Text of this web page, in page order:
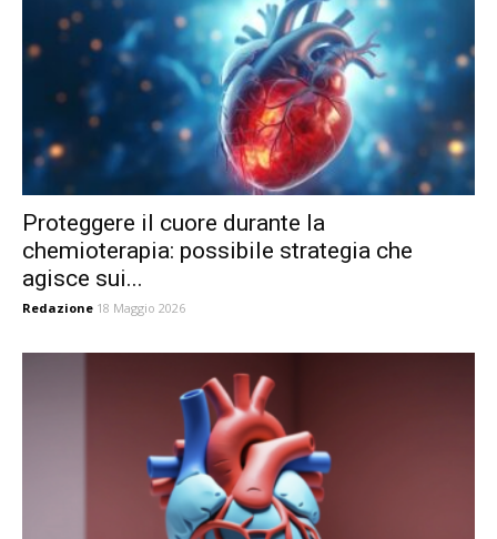
Proteggere il cuore durante la
chemioterapia: possibile strategia che
agisce sui...
Redazione 18 Maggio 2026